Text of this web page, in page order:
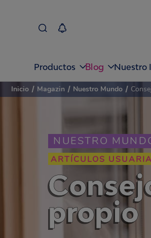
Productos Blog Nuestro
NUESTRO
ARTÍCULOS
propio
Inicio / Magazin / Nuestro Mundo /